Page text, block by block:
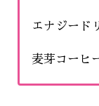
エナジード
麦芽コーヒ